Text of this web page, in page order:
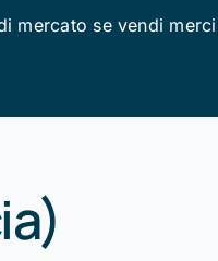
mercato se vendi